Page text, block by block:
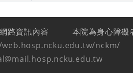
路資訊內容
本院為身心障礙
nckm/